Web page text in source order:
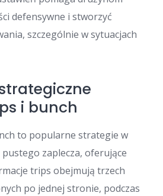
defensywne i stworzyć
szczególnie w sytuacjach
i bunch
to popularne strategie w
zaplecza, oferujące
trips obejmują trzech
po jednej stronie, podczas